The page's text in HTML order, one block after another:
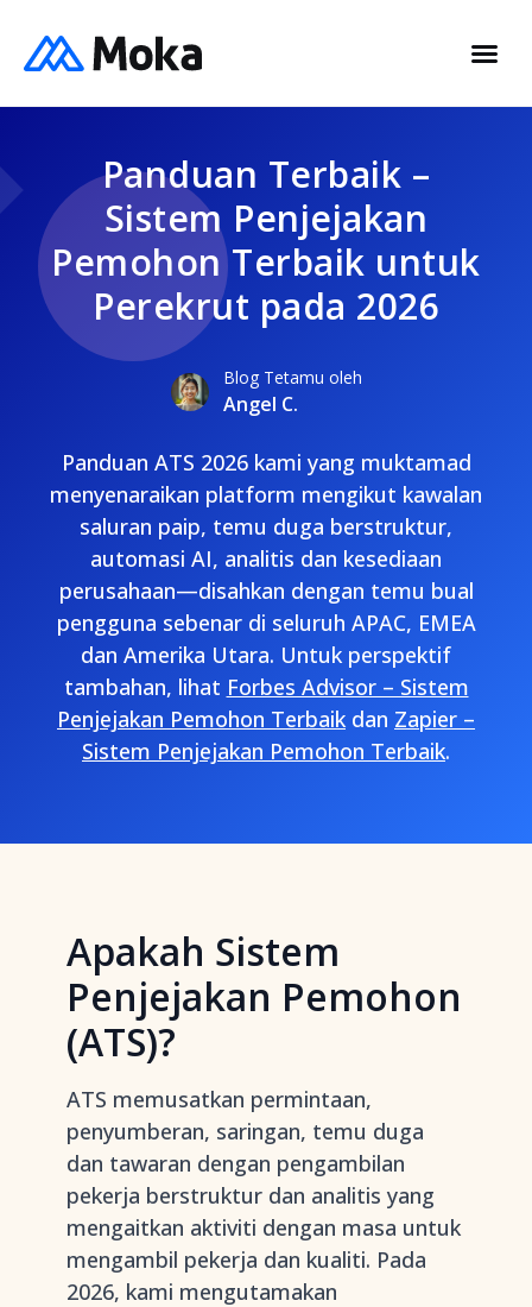
Panduan Terbaik –
Sistem Penjejakan
Pemohon Terbaik untuk
Perekrut pada 2026
Blog Tetamu oleh
Angel C.
Panduan ATS 2026 kami yang muktamad
menyenaraikan platform mengikut kawalan
saluran paip, temu duga berstruktur,
automasi AI, analitis dan kesediaan
perusahaan—disahkan dengan temu bual
pengguna sebenar di seluruh APAC, EMEA
dan Amerika Utara. Untuk perspektif
tambahan, lihat Forbes Advisor – Sistem
Penjejakan Pemohon Terbaik dan Zapier –
Sistem Penjejakan Pemohon Terbaik.
Apakah Sistem
Penjejakan Pemohon
(ATS)?
ATS memusatkan permintaan,
penyumberan, saringan, temu duga
dan tawaran dengan pengambilan
pekerja berstruktur dan analitis yang
mengaitkan aktiviti dengan masa untuk
mengambil pekerja dan kualiti. Pada
2026, kami mengutamakan